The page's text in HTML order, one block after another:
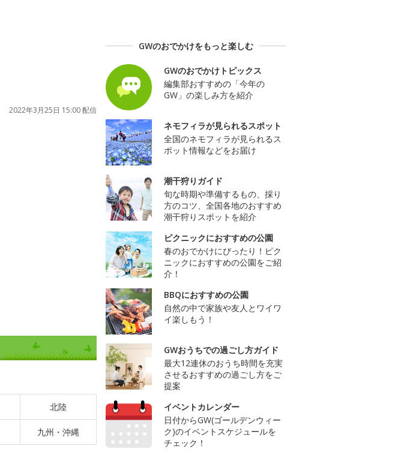
2022年3月25日 15:00 配信
北陸
九州・沖縄
GWのおでかけをもっと楽しむ
GWのおでかけトピックス
編集部おすすめの「今年の
GW」の楽しみ方を紹介
ネモフィラが見られるスポット
全国のネモフィラが見られるス
ポット情報などをお届け
潮干狩りガイド
旬な時期や準備するもの、採り
方のコツ、全国各地のおすすめ
潮干狩りスポットを紹介
ピクニックにおすすめの公園
春のおでかけにぴったり！ピク
ニックにおすすめの公園をご紹
介！
BBQにおすすめの公園
自然の中で家族や友人とワイワ
イ楽しもう！
GWおうちでの過ごし方ガイド
最大12連休のおうち時間を充実
させるおすすめの過ごし方をご
提案
イベントカレンダー
日付からGW(ゴールデンウィー
ク)のイベントスケジュールを
チェック！